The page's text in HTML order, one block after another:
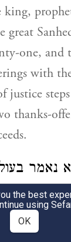
king,
great
one, and
with
justice
thanks-
נאמר
ניחוח
ניחוח
the best
using
OK